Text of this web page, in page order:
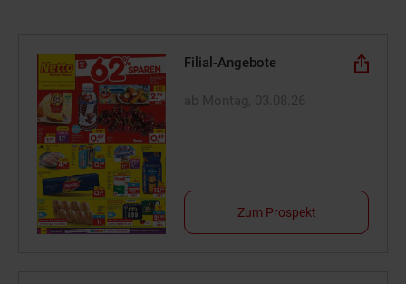
Filial-Angebote
Zum Prospekt